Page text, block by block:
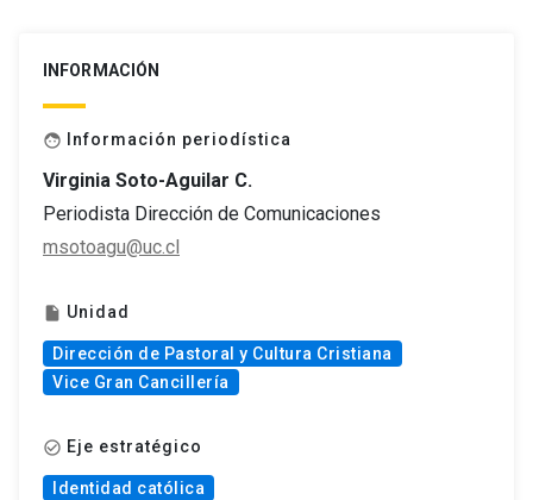
INFORMACIÓN
face Información periodística
Virginia Soto-Aguilar C.
Periodista Dirección de Comunicaciones
msotoagu@uc.cl
insert_drive_file Unidad
Dirección de Pastoral y Cultura Cristiana
Vice Gran Cancillería
check_circle_outline Eje estratégico
Identidad católica